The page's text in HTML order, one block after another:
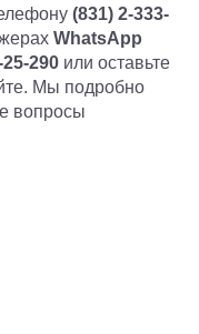
(831) 2-333-
WhatsApp
290 или оставьте
Мы подробно
вопросы